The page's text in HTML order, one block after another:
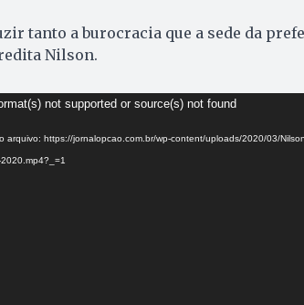
tanto a burocracia que a sede da
Nilson.
not supported or source(s) not found
arquivo: https://jornalopcao.com.br/wp-content/uploads/2020/03/